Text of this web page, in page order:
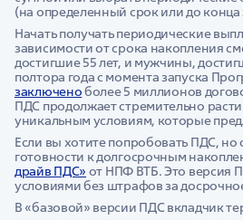
(на определенный срок или до
Начать получать периодические
зависимости от срока накопления
достигшие 55 лет, и мужчины,
полтора года с момента запуска
заключеноболее 5 миллионов
ПДС продолжает стремительно
уникальным условиям, которые
Если вы хотите попробовать ПДС, но
готовности к долгосрочным
драйв ПДС» от НПФ ВТБ. Это версия
условиями без штрафов за
В «базовой» версии ПДС вкладчик